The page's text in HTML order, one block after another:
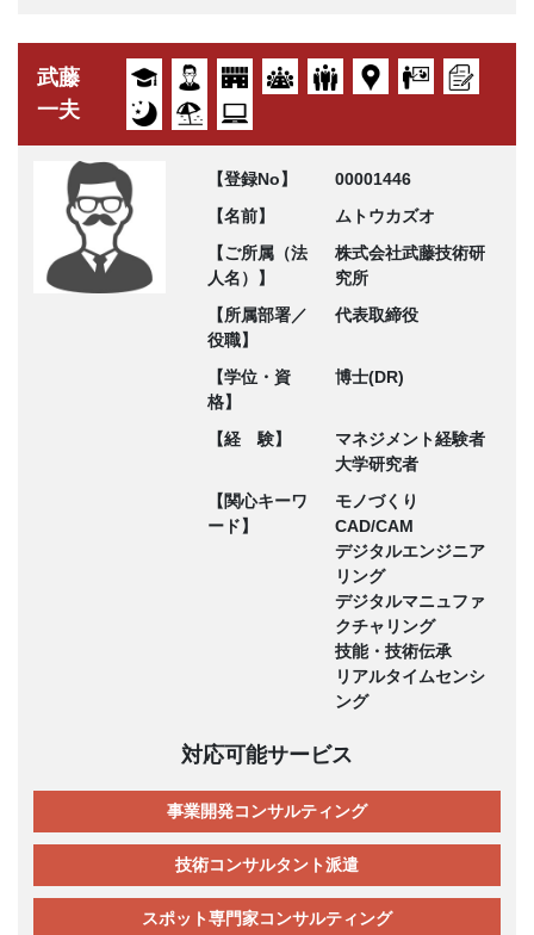
武藤
一夫
【登録No】
00001446
【名前】
ムトウカズオ
【ご所属（法
人名）】
株式会社武藤技術研
究所
【所属部署／
役職】
代表取締役
【学位・資
格】
博士(DR)
【経 験】
マネジメント経験者
大学研究者
【関心キーワ
ード】
モノづくり
CAD/CAM
デジタルエンジニア
リング
デジタルマニュファ
クチャリング
技能・技術伝承
リアルタイムセンシ
ング
対応可能サービス
事業開発コンサルティング
技術コンサルタント派遣
スポット専門家コンサルティング